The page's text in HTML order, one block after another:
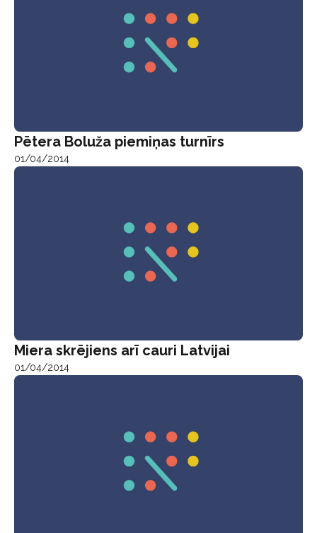
Pētera Boluža piemiņas turnīrs
01/04/2014
Miera skrējiens arī cauri Latvijai
01/04/2014